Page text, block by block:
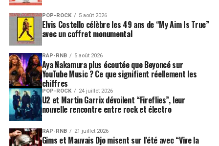
POP-ROCK 5 août 2026
Elvis Costello célèbre les 49 ans de “My Aim Is True”
avec un coffret monumental
RAP-RNB 5 août 2026
Aya Nakamura plus écoutée que Beyoncé sur
YouTube Music ? Ce que signifient réellement les
chiffres
POP-ROCK 24 juillet 2026
U2 et Martin Garrix dévoilent “Fireflies”, leur
nouvelle rencontre entre rock et électro
RAP-RNB 21 juillet 2026
Gims et Mauvais Djo misent sur l’été avec “Vive la